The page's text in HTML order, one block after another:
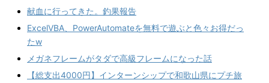
献血に行ってきた。釣果報告
ExcelVBA、PowerAutomateを無料で遊ぶと色々お得だっ
たw
メガネフレームがタダで高級フレームになった話
【総支出4000円】インターンシップで和歌山県にプチ旅